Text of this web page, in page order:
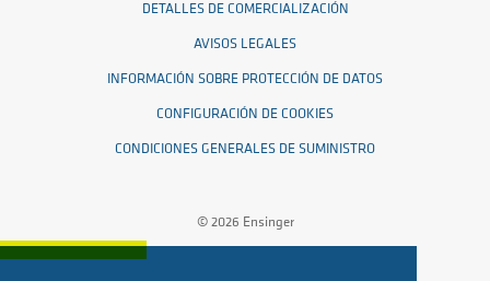
DETALLES DE COMERCIALIZACIÓN
AVISOS LEGALES
INFORMACIÓN SOBRE PROTECCIÓN DE DATOS
CONFIGURACIÓN DE COOKIES
CONDICIONES GENERALES DE SUMINISTRO
© 2026 Ensinger